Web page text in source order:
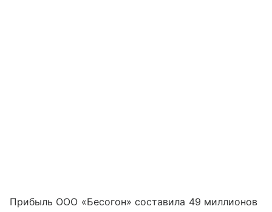
Прибыль ООО «Бесогон» составила 49 миллионов